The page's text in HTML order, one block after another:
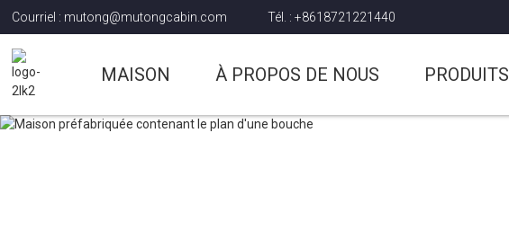
Courriel : mutong@mutongcabin.com Tél. : +8618721221440
MAISON À PROPOS DE NOUS PRODUITS